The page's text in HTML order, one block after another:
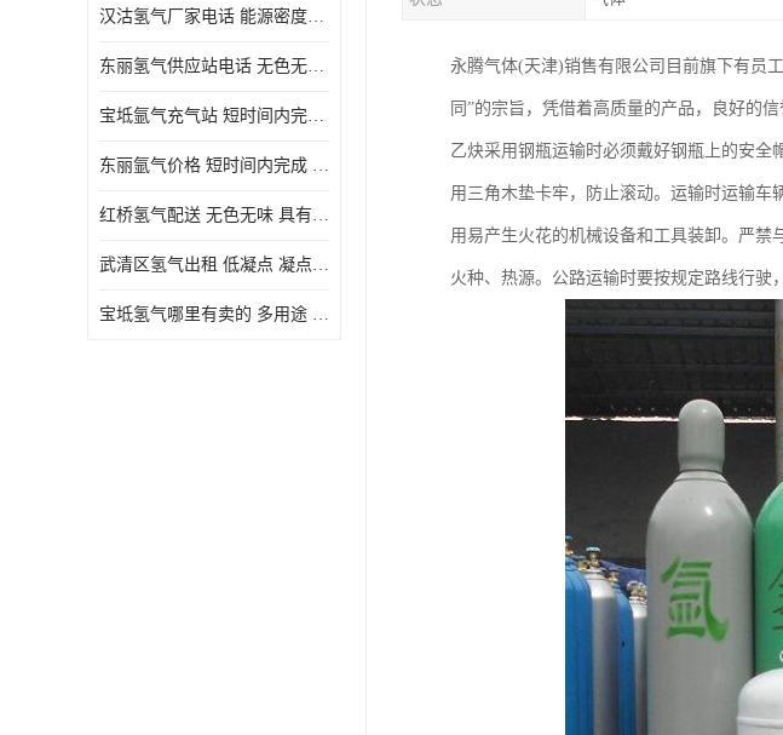
汉沽氢气厂家电话 能源密度高 储存和传输便利
东丽氢气供应站电话 无色无味 储存和传输便利
宝坻氩气充气站 短时间内完成 人员经过培训
东丽氩气价格 短时间内完成 物流管理优良
红桥氢气配送 无色无味 具有较低的密度
武清区氢气出租 低凝点 凝点为-259
宝坻氢气哪里有卖的 多用途 可以在空气中上升
永腾气体(天津)销售有限公司目前旗下有员
同”的宗旨，凭借着高质量的产品，良好的
乙炔采用钢瓶运输时必须戴好钢瓶上的安
用三角木垫卡牢，防止滚动。运输时运输
用易产生火花的机械设备和工具装卸。严禁
火种、热源。公路运输时要按规定路线行驶